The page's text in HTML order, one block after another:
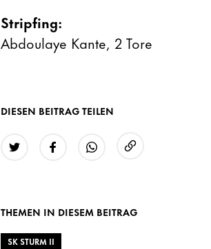
Stripfing:
Abdoulaye Kante, 2 Tore
DIESEN BEITRAG TEILEN
THEMEN IN DIESEM BEITRAG
SK STURM II